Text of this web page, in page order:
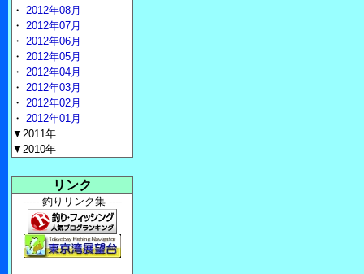
・ 2012年08月
・ 2012年07月
・ 2012年06月
・ 2012年05月
・ 2012年04月
・ 2012年03月
・ 2012年02月
・ 2012年01月
▼2011年
▼2010年
リンク
----- 釣りリンク集 ----